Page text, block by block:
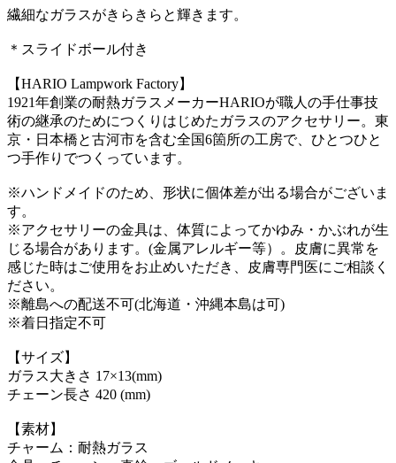
繊細なガラスがきらきらと輝きます。
＊スライドボール付き
【HARIO Lampwork Factory】
1921年創業の耐熱ガラスメーカーHARIOが職人の手仕事技
術の継承のためにつくりはじめたガラスのアクセサリー。東
京・日本橋と古河市を含む全国6箇所の工房で、ひとつひと
つ手作りでつくっています。
※ハンドメイドのため、形状に個体差が出る場合がございま
す。
※アクセサリーの金具は、体質によってかゆみ・かぶれが生
じる場合があります。(金属アレルギー等）。皮膚に異常を
感じた時はご使用をお止めいただき、皮膚専門医にご相談く
ださい。
※離島への配送不可(北海道・沖縄本島は可)
※着日指定不可
【サイズ】
ガラス大きさ 17×13(mm)
チェーン長さ 420 (mm)
【素材】
チャーム：耐熱ガラス